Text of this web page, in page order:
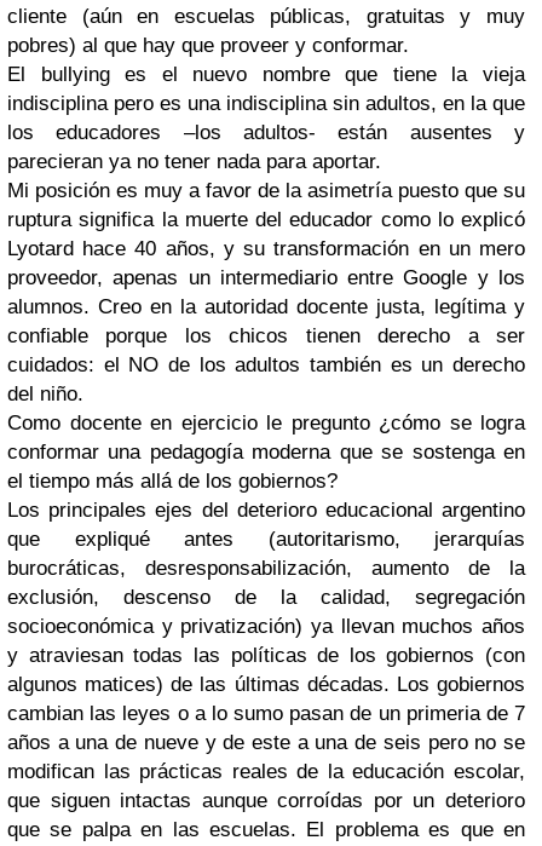
cliente (aún en escuelas públicas, gratuitas y muy
pobres) al que hay que proveer y conformar.
El bullying es el nuevo nombre que tiene la vieja
indisciplina pero es una indisciplina sin adultos, en la que
los educadores –los adultos- están ausentes y
parecieran ya no tener nada para aportar.
Mi posición es muy a favor de la asimetría puesto que su
ruptura significa la muerte del educador como lo explicó
Lyotard hace 40 años, y su transformación en un mero
proveedor, apenas un intermediario entre Google y los
alumnos. Creo en la autoridad docente justa, legítima y
confiable porque los chicos tienen derecho a ser
cuidados: el NO de los adultos también es un derecho
del niño.
Como docente en ejercicio le pregunto ¿cómo se logra
conformar una pedagogía moderna que se sostenga en
el tiempo más allá de los gobiernos?
Los principales ejes del deterioro educacional argentino
que expliqué antes (autoritarismo, jerarquías
burocráticas, desresponsabilización, aumento de la
exclusión, descenso de la calidad, segregación
socioeconómica y privatización) ya llevan muchos años
y atraviesan todas las políticas de los gobiernos (con
algunos matices) de las últimas décadas. Los gobiernos
cambian las leyes o a lo sumo pasan de un primeria de 7
años a una de nueve y de este a una de seis pero no se
modifican las prácticas reales de la educación escolar,
que siguen intactas aunque corroídas por un deterioro
que se palpa en las escuelas. El problema es que en